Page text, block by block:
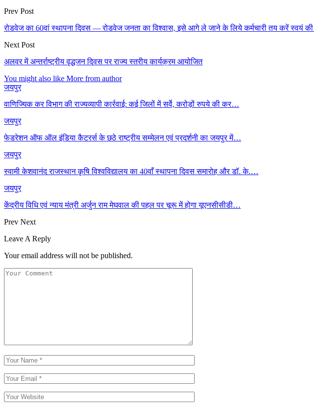
Prev Post
रोडवेज का 60वां स्थापना दिवस — रोडवेज जनता का विश्वास, इसे आगे ले जाने के लिये कर्मचारी तय करें स्वयं की
Next Post
अलवर में अन्तर्राष्ट्रीय वृद्धजन दिवस पर राज्य स्तरीय कार्यक्रम आयोजित
You might also like More from author
जयपुर
वाणिज्यिक कर विभाग की राज्यव्यापी कार्रवाई: कई जिलों में सर्वे, करोड़ों रुपये की कर…
जयपुर
फेडरेशन ऑफ ऑल इंडिया कैटरर्स के छठे राष्ट्रीय सम्मेलन एवं प्रदर्शनी का जयपुर में…
जयपुर
स्वामी केशवानंद राजस्थान कृषि विश्वविद्यालय का 40वाँ स्थापना दिवस समारोह और डॉ. के.…
जयपुर
केंद्रीय विधि एवं न्याय मंत्री अर्जुन राम मेघवाल की पहल पर चूरू में होगा यूएनसीसीडी…
Prev Next
Leave A Reply
Your email address will not be published.